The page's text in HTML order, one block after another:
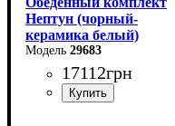
Нептун (чорный-
керамика белый)
29683
17112грн